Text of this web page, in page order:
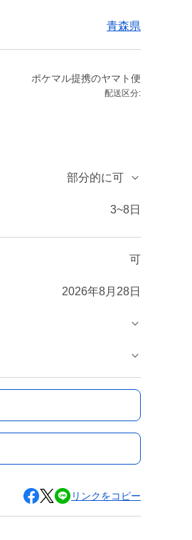
青森県
ポケマル提携のヤマト便
配送区分:
部分的に可
3~8日
可
2026年8月28日
リンクをコピー